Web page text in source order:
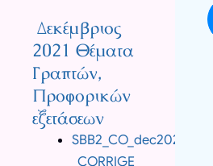
Δεκέμβριος
2021 Θέματα
Γραπτών,
Προφορικών
εξετάσεων
SBB2_CO_dec2021
_CORRIGE